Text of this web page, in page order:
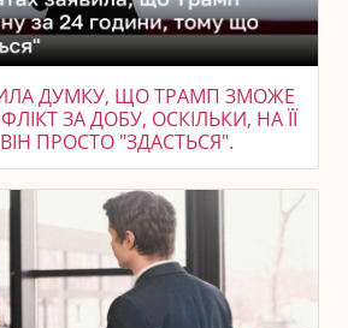
ДУМКУ, ЩО ТРАМП ЗМОЖЕ
ЗА ДОБУ, ОСКІЛЬКИ, НА ЇЇ
ПРОСТО "ЗДАСТЬСЯ".